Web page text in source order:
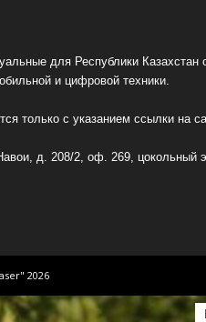
для Республики Казахстан
и цифровой техники.
только с указанием ссылки на
д. 208/2, оф. 269, цокольный
2026